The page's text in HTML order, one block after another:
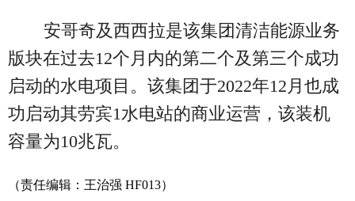
安哥奇及西西拉是该集团清洁能源业务
版块在过去12个月内的第二个及第三个成功
启动的水电项目。该集团于2022年12月也成
功启动其劳宾1水电站的商业运营，该装机
容量为10兆瓦。
（责任编辑：王治强 HF013）